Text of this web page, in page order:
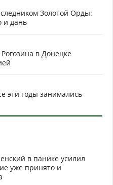
Золотой Орды:
и дань
в Донецке
эти годы занимались
в панике усилил
уже принято и